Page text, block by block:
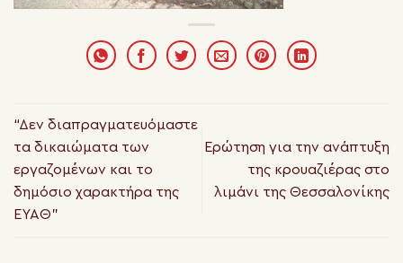
“Δεν διαπραγματευόμαστε
τα δικαιώματα των
εργαζομένων και το
δημόσιο χαρακτήρα της
ΕΥΑΘ”
Ερώτηση για την ανάπτυξη
της κρουαζιέρας στο
λιμάνι της Θεσσαλονίκης